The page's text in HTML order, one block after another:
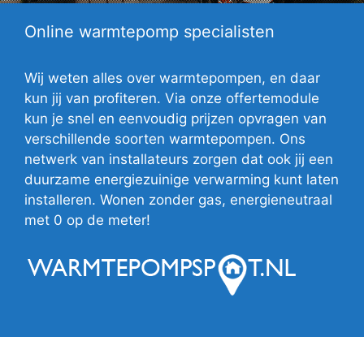
Online warmtepomp specialisten
Wij weten alles over warmtepompen, en daar
kun jij van profiteren. Via onze offertemodule
kun je snel en eenvoudig prijzen opvragen van
verschillende soorten warmtepompen. Ons
netwerk van installateurs zorgen dat ook jij een
duurzame energiezuinige verwarming kunt laten
installeren. Wonen zonder gas, energieneutraal
met 0 op de meter!